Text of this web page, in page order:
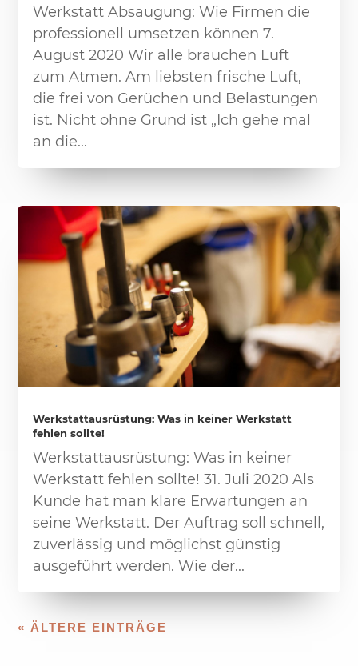
Werkstatt Absaugung: Wie Firmen die
professionell umsetzen können 7.
August 2020 Wir alle brauchen Luft
zum Atmen. Am liebsten frische Luft,
die frei von Gerüchen und Belastungen
ist. Nicht ohne Grund ist „Ich gehe mal
an die...
Werkstattausrüstung: Was in keiner Werkstatt
fehlen sollte!
Werkstattausrüstung: Was in keiner
Werkstatt fehlen sollte! 31. Juli 2020 Als
Kunde hat man klare Erwartungen an
seine Werkstatt. Der Auftrag soll schnell,
zuverlässig und möglichst günstig
ausgeführt werden. Wie der...
« ÄLTERE EINTRÄGE